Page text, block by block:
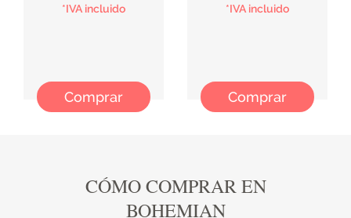
*IVA incluido
Comprar
*IVA incluido
Comprar
CÓMO COMPRAR EN
BOHEMIAN